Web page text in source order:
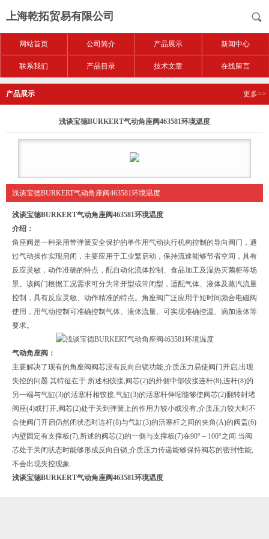
上海乾拓贸易有限公司
网站首页 公司简介 产品展示 新闻中心
联系我们 产品目录 技术文章 在线留言
产品展示 更多>>
浅谈宝德BURKERT气动角座阀463581环境温度
浅谈宝德BURKERT气动角座阀463581环境温度
浅谈宝德BURKERT气动角座阀463581环境温度
介绍：
角座阀是一种采用带弹簧安全保护的单作用气动执行机构控制的导向阀门，通
过气动操作实现启闭，主要应用于工业繁启动，保持流速能够节省空间，具有
反应灵敏，动作准确的特点，配自动化流体控制、食品加工及湿热灭菌柜等场
景。该阀门根据工况需求可分为常开型或常闭型，适配气体、液体及蒸汽流量
控制，具有反应灵敏、动作精准的特点。角座阀广泛应用于短时间频合电磁阀
使用，用气动控制可准确控制气体、液体流量。可实现准确控温、滴加液体等
要求。
气动角座阀：
主要解决了现有的角座阀阀芯没有反向自锁功能,介质压力易使阀门开启,出现
失控的问题.其特征在于:所述相铰接,阀芯(2)的外侧中部铰接连杆(8),连杆(8)的
另一端与气缸(3)的活塞杆相铰接,气缸(3)的活塞杆伸缩能够使阀芯(2)翻转封堵
阀座(4)或打开,阀芯(2)处于关到弹簧上的作用力较小或没有,介质压力较大时不
会使阀门开启仍然闭状态时连杆(8)与气缸(3)的活塞杆之间的夹角(A)的阀盖(6)
内壁固定有支撑板(7),所述的阀芯(2)的一侧与支撑板(7)在90°～100°之间.当阀
芯处于关闭状态时能够形成反向自锁,介质压力传递能够保持阀芯的密封性能,
不会出现失控现象.
浅谈宝德BURKERT气动角座阀463581环境温度